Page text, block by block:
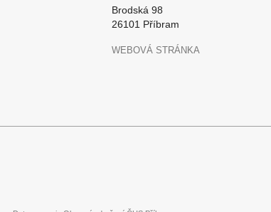
Brodská 98
26101 Příbram
WEBOVÁ STRÁNKA